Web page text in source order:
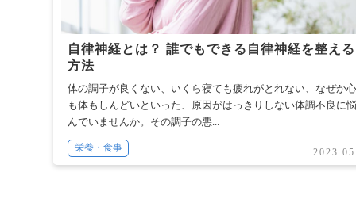
自律神経とは？ 誰でもできる自律神経を整える
方法
体の調子が良くない、いくら寝ても疲れがとれない、なぜか心
も体もしんどいといった、原因がはっきりしない体調不良に悩
んでいませんか。その調子の悪...
栄養・食事